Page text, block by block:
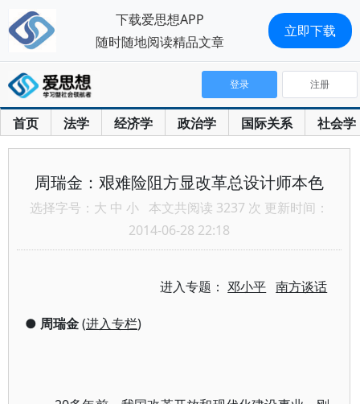
首页 法学 经济学 政治学 国际关系 社会学
登录 注册
周瑞金：艰难险阻方显改革总设计师本色
选择字号： 大 中 小 本文共阅读 3237 次 更新时间：
2014-06-28 22:18
进入专题：邓小平 南方谈话
● 周瑞金(进入专栏)
下载爱思想APP
随时随地阅读精品文章
立即下载